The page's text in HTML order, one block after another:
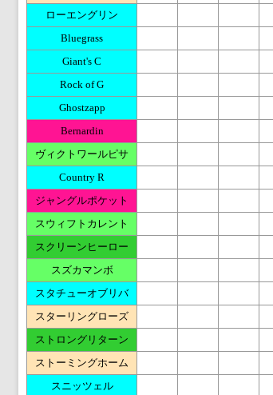
ローエングリン
Bluegrass
Giant's C
Rock of G
Ghostzapp
Bernardin
ヴィクトワールピサ
Country R
ジャングルポケット
スウィフトカレント
スクリーンヒーロー
スズカマンボ
スタチューオブリバ
スターリングローズ
ストロングリターン
ストーミングホーム
スニッツェル